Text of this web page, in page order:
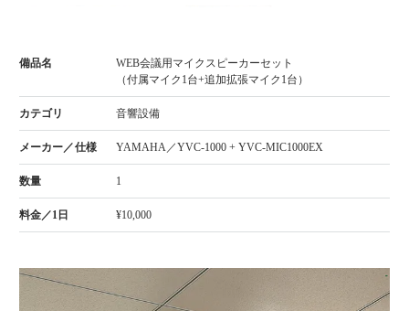
WEB会議用マイクスピーカーセット
（付属マイク1台+追加拡張マイク1台）
音響設備
YAMAHA／YVC-1000 + YVC-MIC1000EX
1
¥10,000